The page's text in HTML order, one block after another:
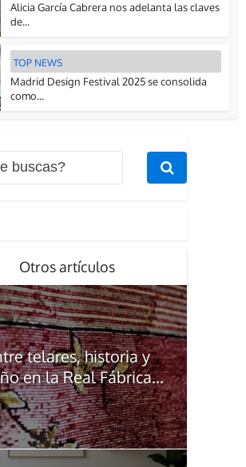
Alicia García Cabrera nos adelanta las claves
de...
TOP NEWS
Madrid Design Festival 2025 se consolida
como...
Otros artículos
telares, historia y
en la Real Fábrica...